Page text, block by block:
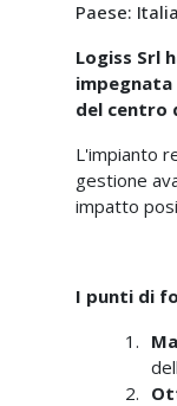
Paese: Italia
Logiss Srl
del centro
L'impianto
gestione
impatto
I punti di